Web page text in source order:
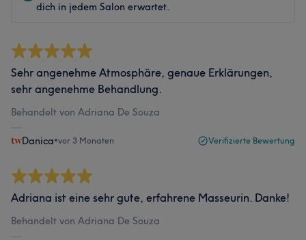
dich in jedem Salon erwartet.
Sehr angenehme Atmosphäre, genaue Erklärungen,
sehr angenehme Behandlung.
Behandelt von Adriana De Souza
Danica•vor 3 Monaten Verifizierte Bewertung
Adriana ist eine sehr gute, erfahrene Masseurin. Danke!
Behandelt von Adriana De Souza